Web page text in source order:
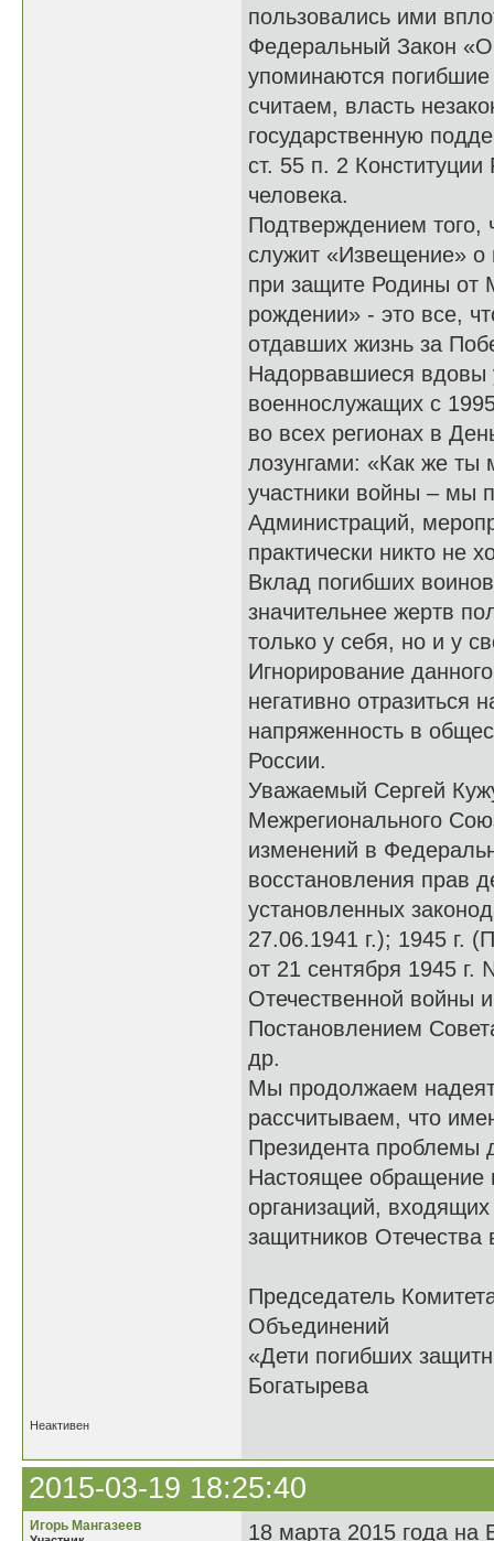
пользовались ими
Федеральный Закон «О
упоминаются
считаем, власть
государственную
ст. 55 п. 2
человека.
Подтверждением того,
служит «Извещение» о
при защите Родины от
рождении» - это все,
отдавших жизнь за
Надорвавшиеся вдовы
военнослужащих с
во всех регионах в
лозунгами: «Как же ты
участники войны – мы
Администраций,
практически никто не
Вклад погибших
значительнее жертв
только у себя, но и у
Игнорирование
негативно отразиться
напряженность в
России.
Уважаемый Сергей
Межрегионального
изменений в
восстановления прав
установленных
27.06.1941 г.); 1945 г.
от 21 сентября 1945
Отечественной войны
Постановлением
др.
Мы продолжаем
рассчитываем, что
Президента проблемы
Настоящее обращение
организаций,
защитников Отечества
Председатель
Объединений
«Дети погибших
Богатырева
Неактивен
2015-03-19 18:25:40
Игорь Мангазеев
18 марта 2015 года на